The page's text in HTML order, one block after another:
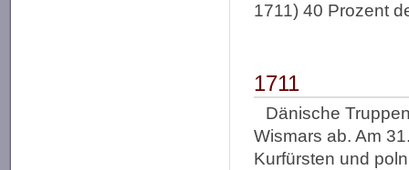
1711) 40 Prozent
1711
Dänische
Wismars ab. Am
Kurfürsten und